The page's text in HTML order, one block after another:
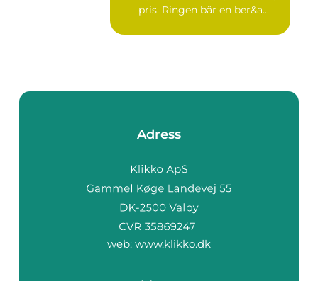
pris. Ringen bär en ber&a...
Adress
web: www.klikko.dk